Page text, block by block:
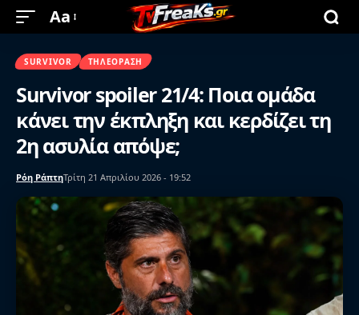
Aa
SURVIVOR ΤΗΛΕΌΡΑΣΗ
Survivor spoiler 21/4: Ποια ομάδα
κάνει την έκπληξη και κερδίζει τη
2η ασυλία απόψε;
Ρόη ΡάπτηΤρίτη 21 Απριλίου 2026 - 19:52